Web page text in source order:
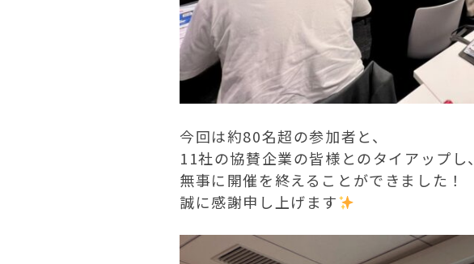
今回は約80名超の参加者と、
11社の協賛企業の皆様とのタイアップし、
無事に開催を終えることができました！
誠に感謝申し上げます